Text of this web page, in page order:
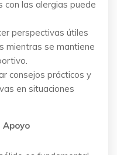
con las alergias puede
perspectivas útiles
mientras se mantiene
consejos prácticos y
en situaciones
Apoyo